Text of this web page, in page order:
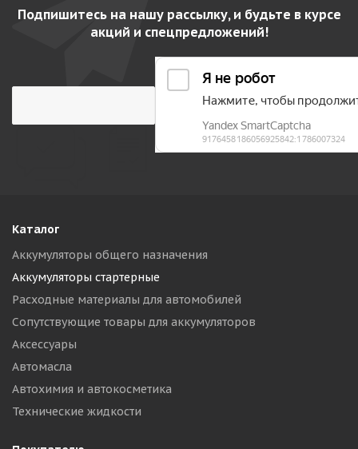
Подпишитесь на нашу рассылку, и будьте в курсе
акций и спецпредложений!
Каталог
Аккумуляторы общего назначения
Аккумуляторы стартерные
Расходные материалы для автомобилей
Сопутствующие товары для аккумуляторов
Аксессуары
Автомасла
Автохимия и автокосметика
Технические жидкости